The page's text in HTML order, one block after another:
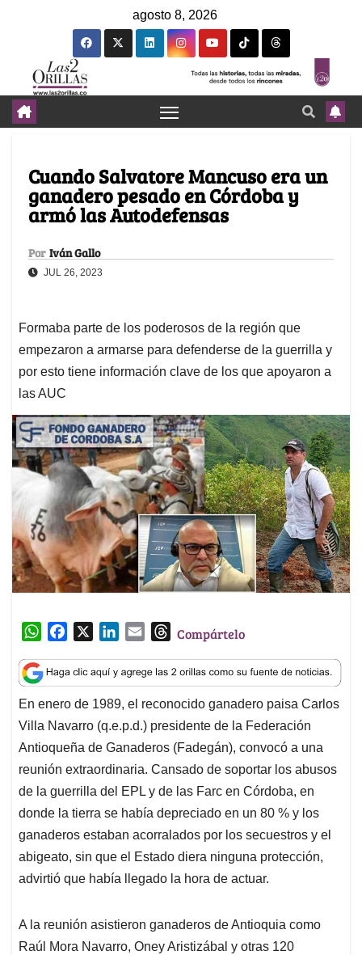
agosto 8, 2026
Cuando Salvatore Mancuso era un
ganadero pesado en Córdoba y
armó las Autodefensas
Por Iván Gallo
JUL 26, 2023
Formaba parte de los poderosos de la región que
empezaron a armarse para defenderse de la guerrilla y
por esto tiene información clave de los que apoyaron a
las AUC
W
a
t
s
A
p
p
c
e
b
o
o
k
n
k
e
d
I
n
a
i
l
T
r
e
a
d
s
Compártelo
En enero de 1989, el reconocido ganadero paisa Carlos
Villa Navarro (q.e.p.d.) presidente de la Federación
Antioqueña de Ganaderos (Fadegán), convocó a una
reunión extraordinaria. Cansado de soportar los abusos
de la guerrilla del EPL y de las Farc en Córdoba, en
donde la tierra se había depreciado en un 80 % y los
ganaderos estaban acorralados por los secuestros y el
abigeato, sin que el Estado diera ninguna protección,
advirtió que había llegado la hora de actuar.
A la reunión asistieron ganaderos de Antioquia como
Raúl Mora Navarro, Oney Aristizábal y otras 120